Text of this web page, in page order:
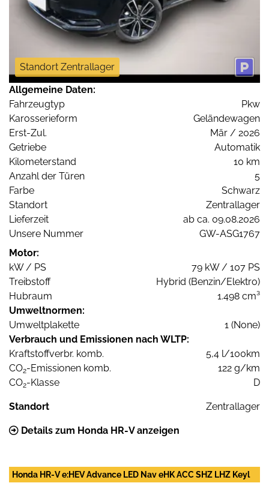
Standort Zentrallager
Allgemeine Daten:
Fahrzeugtyp
Pkw
Karosserieform
Geländewagen
Erst-Zul.
Mär / 2026
Getriebe
Automatik
Kilometerstand
10 km
Anzahl der Türen
5
Farbe
Schwarz
Standort
Zentrallager
Lieferzeit
ab ca. 09.08.2026
Unsere Nummer
GW-ASG1767
Motor:
kW / PS
79 kW / 107 PS
Treibstoff
Hybrid (Benzin/Elektro)
Hubraum
1.498 cm³
Umweltnormen:
Umweltplakette
1 (None)
Verbrauch und Emissionen nach WLTP:
Kraftstoffverbr. komb.
5,4 l/100km
CO2-Emissionen komb.
122 g/km
CO2-Klasse D
Standort Zentrallager
Details zum Honda HR-V anzeigen
Honda HR-V e:HEV Advance LED Nav eHK ACC SHZ LHZ Keyl